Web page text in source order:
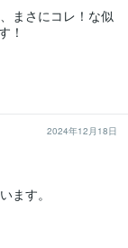
まさにコレ！な似
！
2024年12月18日
ます。